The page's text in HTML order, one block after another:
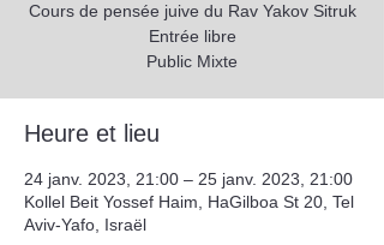
Cours de pensée juive du Rav Yakov Sitruk
Entrée libre
Public Mixte
Heure et lieu
24 janv. 2023, 21:00 – 25 janv. 2023, 21:00
Kollel Beit Yossef Haim, HaGilboa St 20, Tel
Aviv-Yafo, Israël